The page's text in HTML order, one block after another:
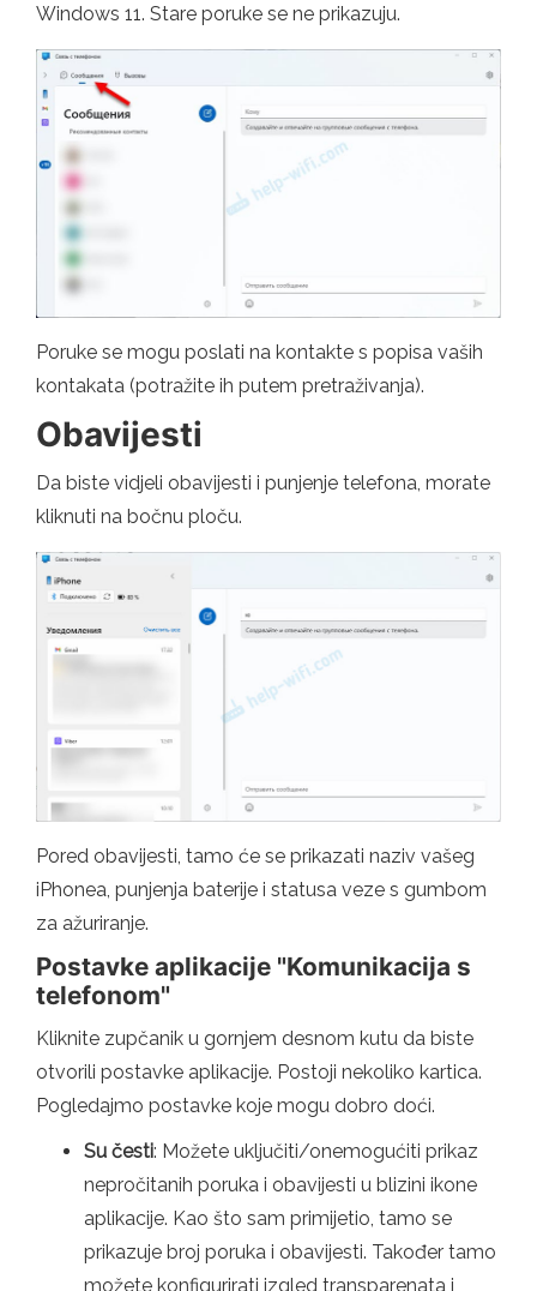
Windows 11. Stare poruke se ne prikazuju.
Poruke se mogu poslati na kontakte s popisa vaših
kontakata (potražite ih putem pretraživanja).
Obavijesti
Da biste vidjeli obavijesti i punjenje telefona, morate
kliknuti na bočnu ploču.
Pored obavijesti, tamo će se prikazati naziv vašeg
iPhonea, punjenja baterije i statusa veze s gumbom
za ažuriranje.
Postavke aplikacije "Komunikacija s
telefonom"
Kliknite zupčanik u gornjem desnom kutu da biste
otvorili postavke aplikacije. Postoji nekoliko kartica.
Pogledajmo postavke koje mogu dobro doći.
Su česti: Možete uključiti/onemogućiti prikaz
nepročitanih poruka i obavijesti u blizini ikone
aplikacije. Kao što sam primijetio, tamo se
prikazuje broj poruka i obavijesti. Također tamo
možete konfigurirati izgled transparenata i